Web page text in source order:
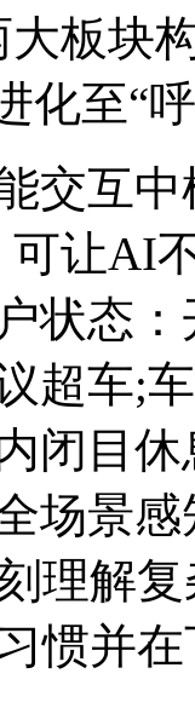
大板块
化至“
互中
可让AI
状态
超车;
闭目
场景
解复
惯并